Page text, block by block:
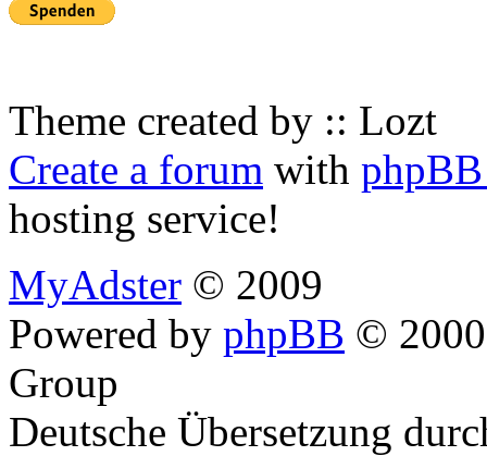
Theme created by :: Lozt
Create a forum with
hosting service!
MyAdster © 2009
Powered by phpBB ©
Group
Deutsche Übersetzung